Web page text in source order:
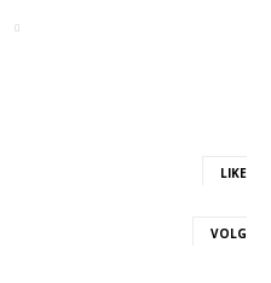
LIKE
VOLG